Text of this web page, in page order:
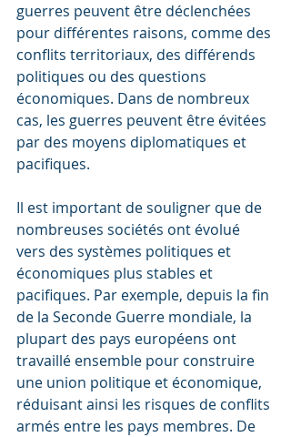
guerres peuvent être déclenchées
pour différentes raisons, comme des
conflits territoriaux, des différends
politiques ou des questions
économiques. Dans de nombreux
cas, les guerres peuvent être évitées
par des moyens diplomatiques et
pacifiques.
Il est important de souligner que de
nombreuses sociétés ont évolué
vers des systèmes politiques et
économiques plus stables et
pacifiques. Par exemple, depuis la fin
de la Seconde Guerre mondiale, la
plupart des pays européens ont
travaillé ensemble pour construire
une union politique et économique,
réduisant ainsi les risques de conflits
armés entre les pays membres. De